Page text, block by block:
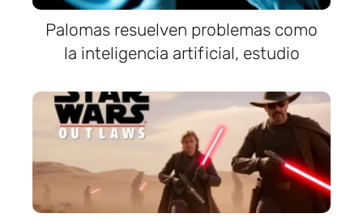
Palomas resuelven problemas como
la inteligencia artificial, estudio